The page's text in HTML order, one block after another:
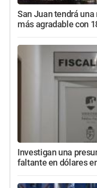
San Juan tendrá
más agradable con
Investigan una
faltante en dólares